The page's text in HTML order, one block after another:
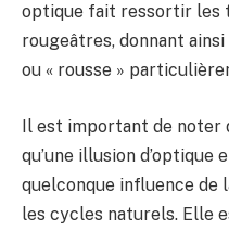
optique fait ressortir les
rougeâtres, donnant
ou « rousse »
Il est important de noter
qu’une illusion d’optique
quelconque influence de
les cycles naturels. Elle